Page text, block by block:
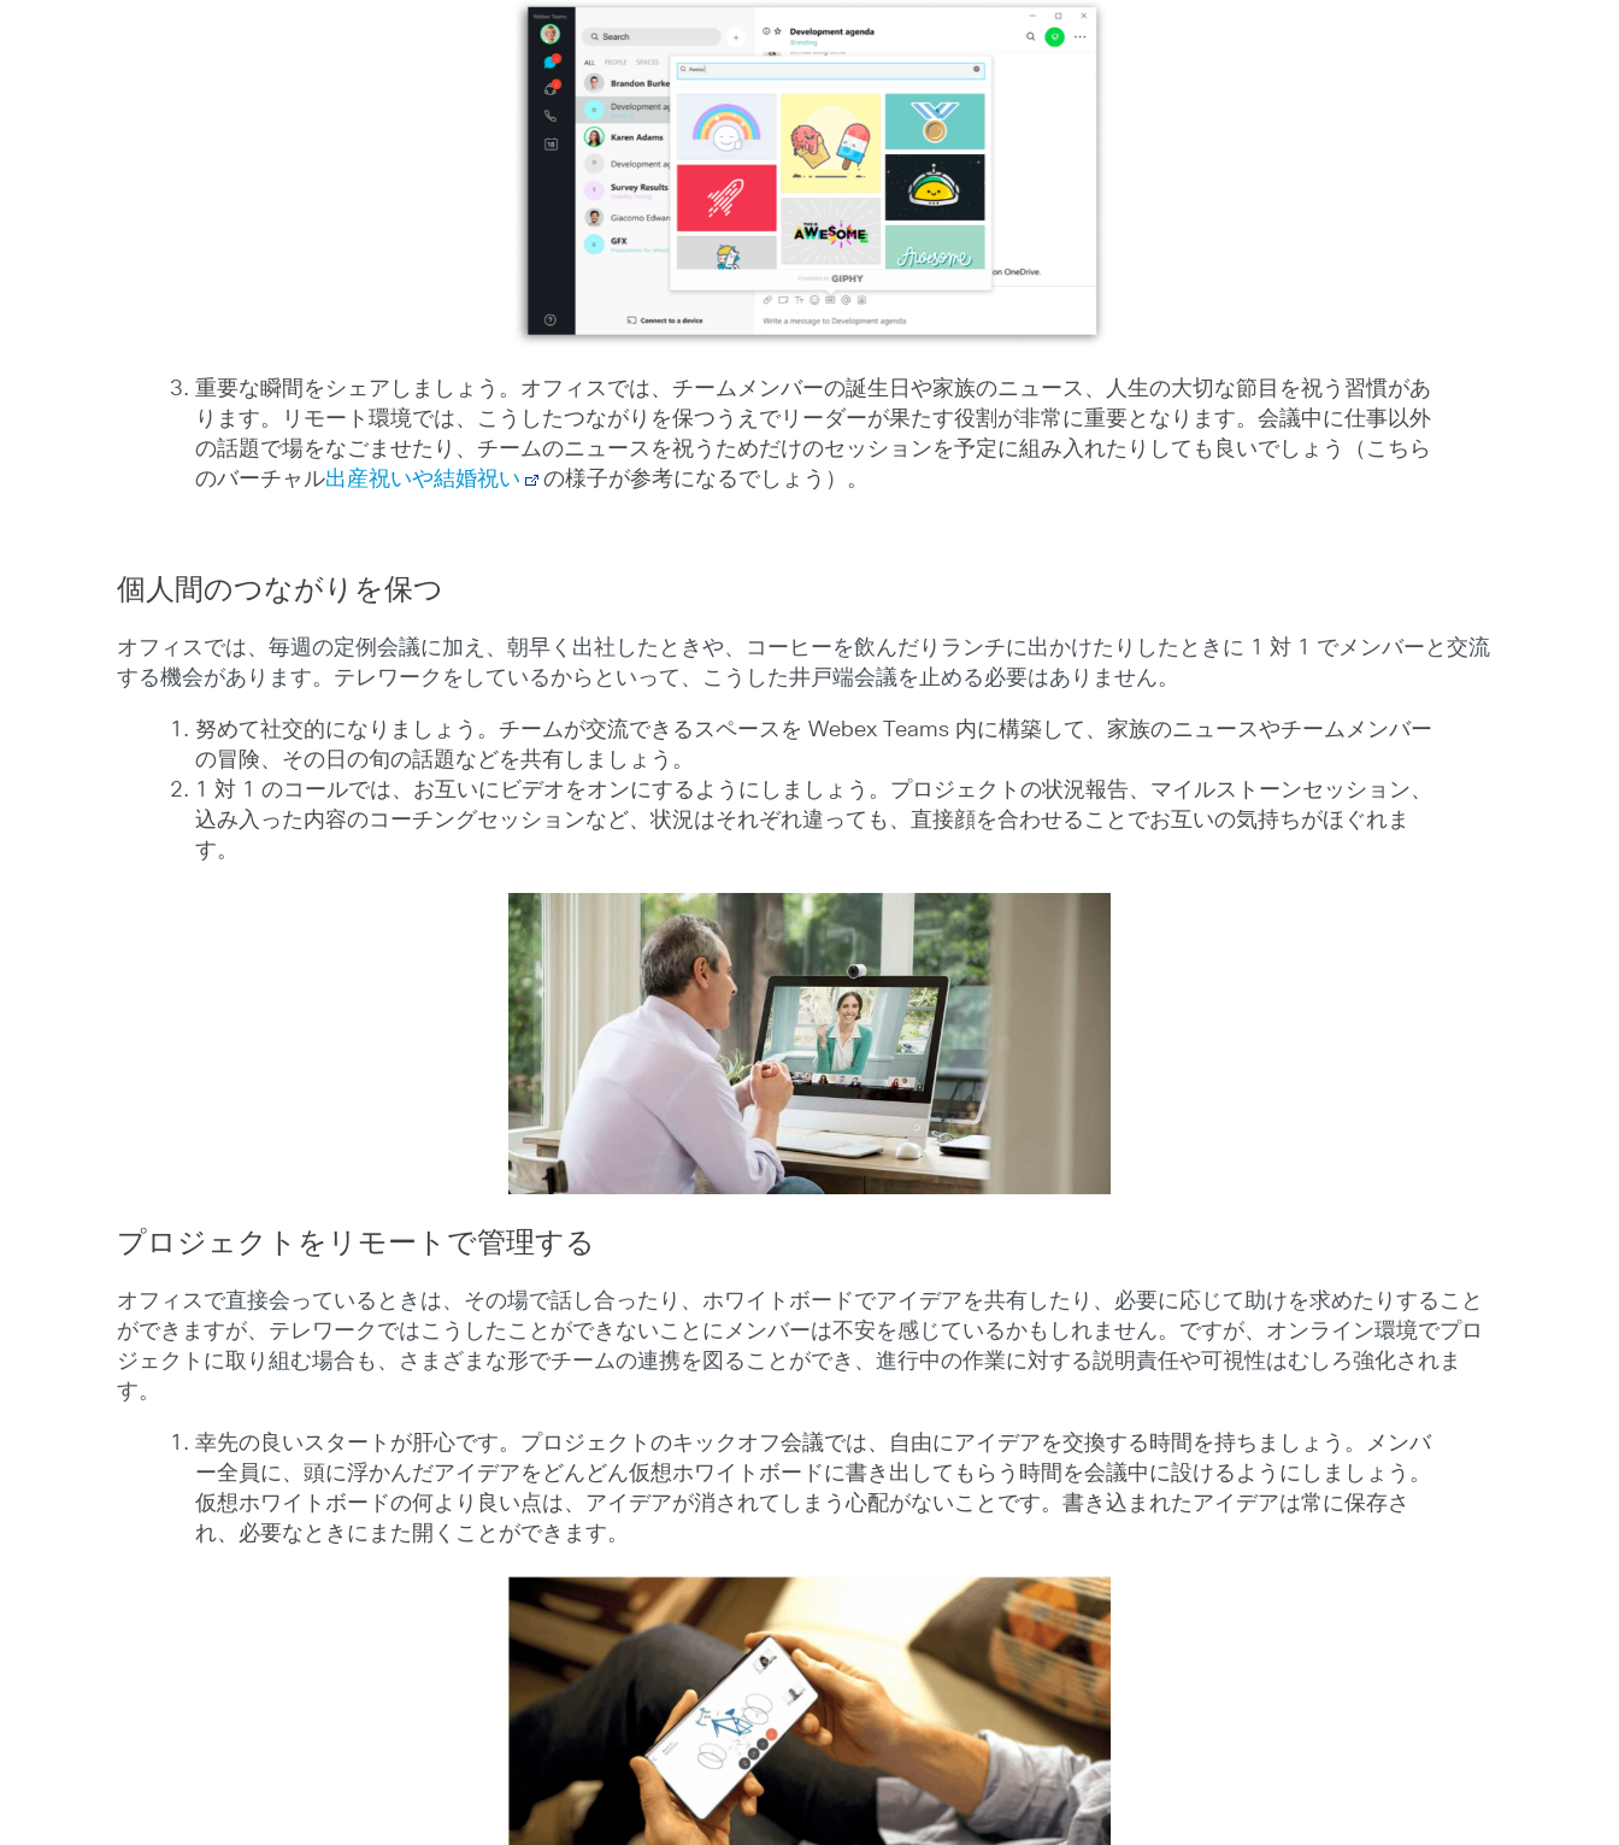
重要な瞬間をシェアしましょう。オフィスでは、チームメンバーの誕生日や家族のニュース、人生の大切な節目を祝う習慣があ
ります。リモート環境では、こうしたつながりを保つうえでリーダーが果たす役割が非常に重要となります。会議中に仕事以外
の話題で場をなごませたり、チームのニュースを祝うためだけのセッションを予定に組み入れたりしても良いでしょう（こちら
のバーチャル出産祝いや結婚祝い の様子が参考になるでしょう）。
個人間のつながりを保つ
オフィスでは、毎週の定例会議に加え、朝早く出社したときや、コーヒーを飲んだりランチに出かけたりしたときに 1 対 1 でメンバーと交流
する機会があります。テレワークをしているからといって、こうした井戸端会議を止める必要はありません。
努めて社交的になりましょう。チームが交流できるスペースを Webex Teams 内に構築して、家族のニュースやチームメンバー
の冒険、その日の旬の話題などを共有しましょう。
1 対 1 のコールでは、お互いにビデオをオンにするようにしましょう。プロジェクトの状況報告、マイルストーンセッション、
込み入った内容のコーチングセッションなど、状況はそれぞれ違っても、直接顔を合わせることでお互いの気持ちがほぐれま
す。
プロジェクトをリモートで管理する
オフィスで直接会っているときは、その場で話し合ったり、ホワイトボードでアイデアを共有したり、必要に応じて助けを求めたりすること
ができますが、テレワークではこうしたことができないことにメンバーは不安を感じているかもしれません。ですが、オンライン環境でプロ
ジェクトに取り組む場合も、さまざまな形でチームの連携を図ることができ、進行中の作業に対する説明責任や可視性はむしろ強化されま
す。
幸先の良いスタートが肝心です。プロジェクトのキックオフ会議では、自由にアイデアを交換する時間を持ちましょう。メンバ
ー全員に、頭に浮かんだアイデアをどんどん仮想ホワイトボードに書き出してもらう時間を会議中に設けるようにしましょう。
仮想ホワイトボードの何より良い点は、アイデアが消されてしまう心配がないことです。書き込まれたアイデアは常に保存さ
れ、必要なときにまた開くことができます。